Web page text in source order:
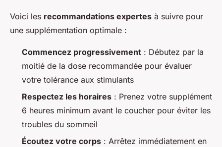
Voici les recommandations expertes à suivre pour
une supplémentation optimale :
Commencez progressivement : Débutez par la
moitié de la dose recommandée pour évaluer
votre tolérance aux stimulants
Respectez les horaires : Prenez votre supplément
6 heures minimum avant le coucher pour éviter les
troubles du sommeil
Écoutez votre corps : Arrêtez immédiatement en